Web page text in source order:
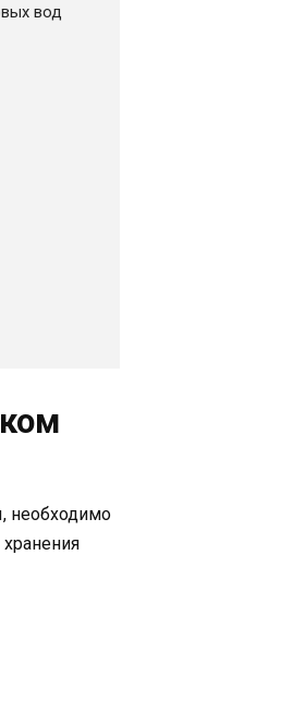
вод
необходимо